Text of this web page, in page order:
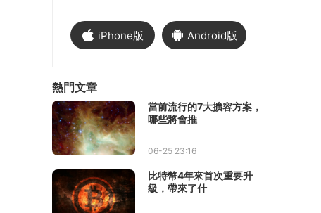
iPhone版 Android版
熱門文章
當前流行的7大擴容方案，
哪些將會推
06-25 23:16
比特幣4年來首次重要升
級，帶來了什